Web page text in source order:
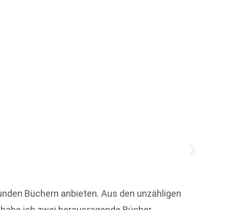
Büchern anbieten. Aus den unzähligen